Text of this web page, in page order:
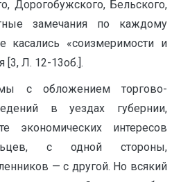
Дорогобужского, Бельского,
замечания по каждому
касались «соизмеримости и
[3, Л. 12-13об.].
с обложением торгово-
в уездах губернии,
экономических интересов
с одной стороны,
— с другой. Но всякий